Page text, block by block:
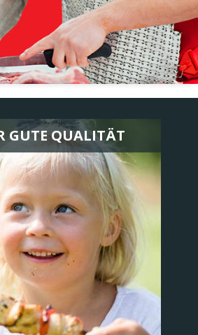
GUTE QUALITÄT